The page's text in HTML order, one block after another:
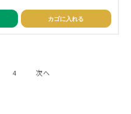
カゴに入れる
4 次へ